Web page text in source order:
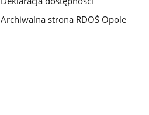
Archiwalna strona RDOŚ Opole